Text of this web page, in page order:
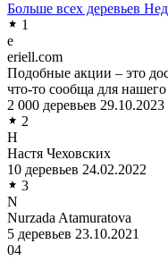
Больше всех деревьев
1
e
eriell.com
Подобные акции – это
что-то сообща для
2 000 деревьев 29.10.2023
2
Н
Настя Чеховских
10 деревьев 24.02.2022
3
N
Nurzada Atamuratova
5 деревьев 23.10.2021
04